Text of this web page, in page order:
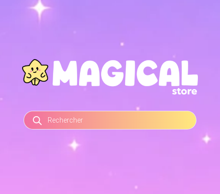
RECHERCHE
DE